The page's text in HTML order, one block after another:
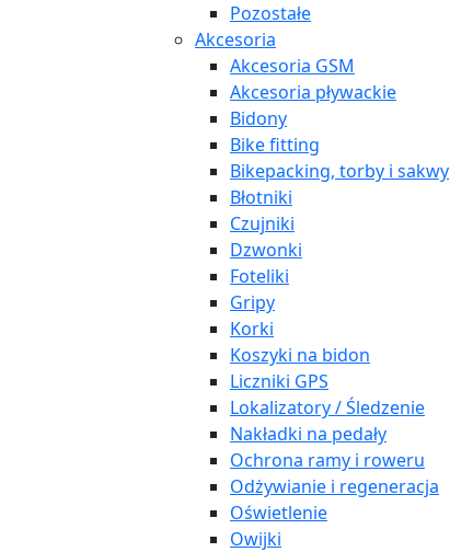
Pozostałe
Akcesoria
Akcesoria GSM
Akcesoria pływackie
Bidony
Bike fitting
Bikepacking, torby i sakwy
Błotniki
Czujniki
Dzwonki
Foteliki
Gripy
Korki
Koszyki na bidon
Liczniki GPS
Lokalizatory / Śledzenie
Nakładki na pedały
Ochrona ramy i roweru
Odżywianie i regeneracja
Oświetlenie
Owijki